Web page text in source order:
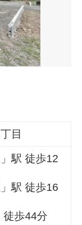
目
駅 徒歩12
駅 徒歩16
徒歩44分